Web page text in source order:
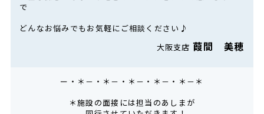
で
どんなお悩みでもお気軽にご相談ください♪
大阪支店葭間 美穂
ー・＊－・＊－・＊－・＊－・＊－＊
＊施設の面接には担当のあしまが